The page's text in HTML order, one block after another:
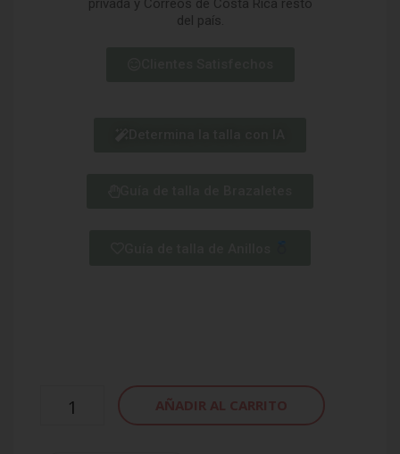
privada y Correos de Costa Rica resto
del país.
AÑADIR AL CARRITO